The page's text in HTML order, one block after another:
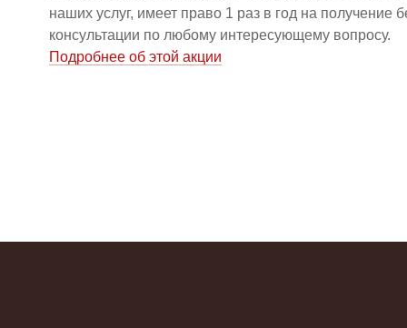
наших услуг, имеет право 1 раз в год на получение
консультации по любому интересующему вопросу.
Подробнее об этой акции